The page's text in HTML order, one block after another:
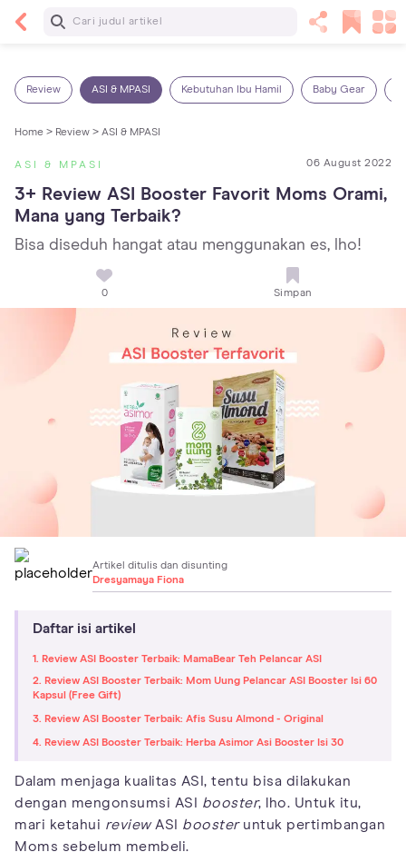
Baca Selanjutnya
Review ASI & MPASI Kebutuhan Ibu Hamil Baby Gear
Home > Review > ASI & MPASI
ASI & MPASI 06 August 2022
3+ Review ASI Booster Favorit Moms Orami,
Mana yang Terbaik?
Bisa diseduh hangat atau menggunakan es, lho!
0 Simpan
Artikel ditulis dan disunting
Dresyamaya Fiona
Daftar isi artikel
1. Review ASI Booster Terbaik: MamaBear Teh Pelancar ASI
2. Review ASI Booster Terbaik: Mom Uung Pelancar ASI Booster Isi 60
Kapsul (Free Gift)
3. Review ASI Booster Terbaik: Afis Susu Almond - Original
4. Review ASI Booster Terbaik: Herba Asimor Asi Booster Isi 30
Dalam menjaga kualitas ASI, tentu bisa dilakukan
dengan mengonsumsi ASI booster, lho. Untuk itu,
mari ketahui reviewASI boosteruntuk pertimbangan
Moms sebelum membeli.